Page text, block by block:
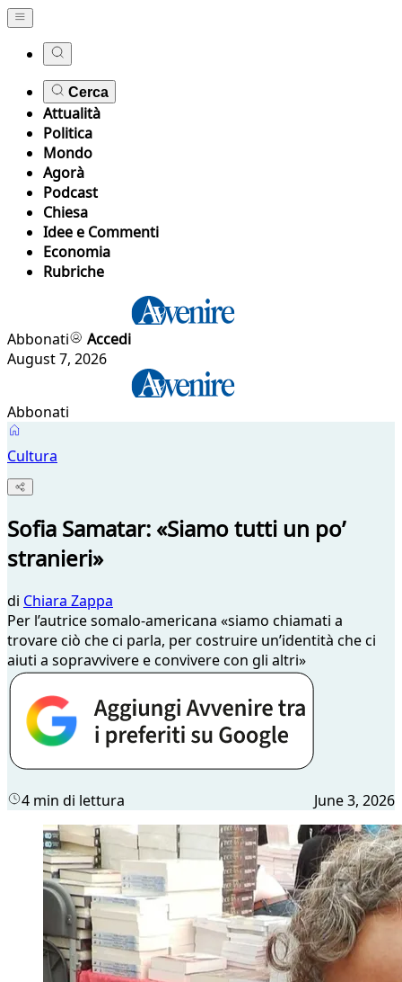
Cerca
Attualità
Politica
Mondo
Agorà
Podcast
Chiesa
Idee e Commenti
Economia
Rubriche
Abbonati
Accedi
August 7, 2026
Abbonati
Cultura
Sofia Samatar: «Siamo tutti un po’
stranieri»
di Chiara Zappa
Per l’autrice somalo-americana «siamo chiamati a
trovare ciò che ci parla, per costruire un’identità che ci
aiuti a sopravvivere e convivere con gli altri»
4 min di lettura June 3, 2026